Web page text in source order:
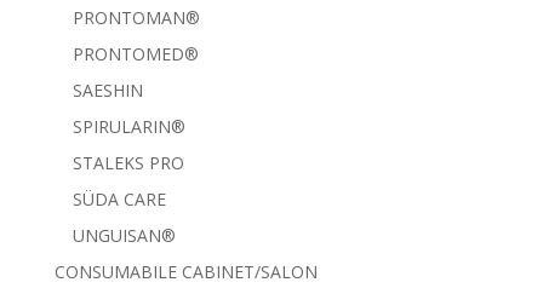
PRONTOMAN®
PRONTOMED®
SAESHIN
SPIRULARIN®
STALEKS PRO
SÜDA CARE
UNGUISAN®
CONSUMABILE CABINET/SALON